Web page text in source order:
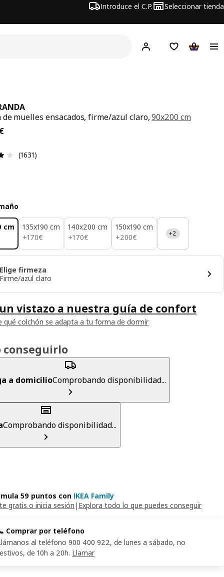
Introduce el C.P. Seleccionar tienda
Hej! Iniciar sesión
Lista de deseos
Carrito
de muelles ensacados, firme/azul claro,90x200 cm
€ 299€
Reseña: 4 de 5 estrellas. Revisiones totales: 1631
(1631)
cm
135x190 cm
+170€
170€
140x200 cm
+170€
170€
150x190 cm
+200€
200€ +2
Elige firmeza
Firme/azul claro
un vistazo a nuestra guía de confort
qué colchón se adapta a tu forma de dormir
conseguirlo
a domicilioComprobando disponibilidad...
Comprobando disponibilidad...
59 puntos con IKEA Family
gratis o inicia sesión | Explora todo lo que puedes conseguir
Comprar por teléfono
al teléfono 900 400 922, de lunes a sábado, no
de 10h a 20h. Llamar